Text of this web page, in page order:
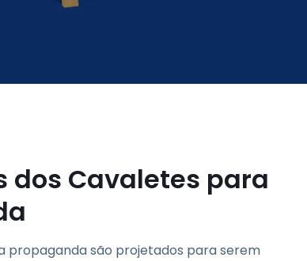
dos Cavaletes para
propaganda são projetados para serem